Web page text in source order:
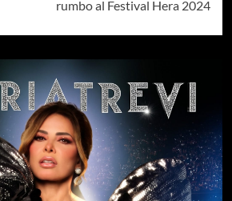
rumbo al Festival Hera 2024